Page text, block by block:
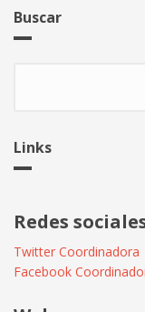
Buscar
Links
Redes
Twitter Coordinadora
Facebook